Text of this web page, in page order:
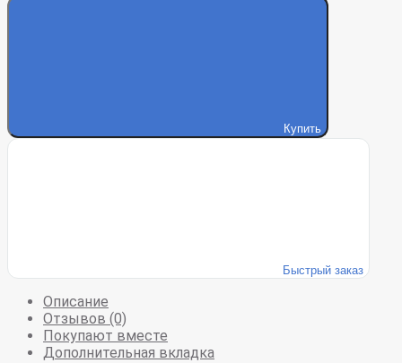
Купить
Быстрый заказ
Описание
Отзывов (0)
Покупают вместе
Дополнительная вкладка